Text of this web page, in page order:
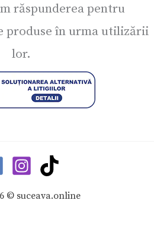
răspunderea pentru
produse în urma utilizării
lor.
© suceava.online